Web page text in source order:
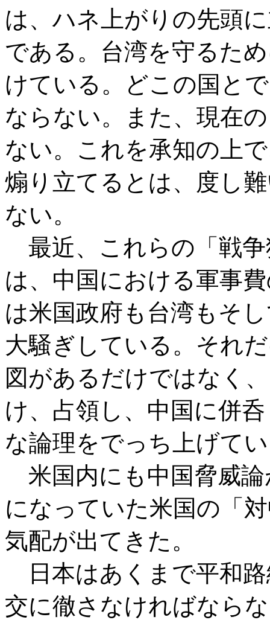
は、ハネ上がりの先頭
である。台湾を守るた
けている。どこの国と
ならない。また、現在
ない。これを承知の上
煽り立てるとは、度し
ない。
最近、これらの「戦
は、中国における軍事
は米国政府も台湾もそ
大騒ぎしている。それ
図があるだけではなく
け、占領し、中国に併
な論理をでっち上げて
米国内にも中国脅威
になっていた米国の「
気配が出てきた。
日本はあくまで平和
交に徹さなければなら